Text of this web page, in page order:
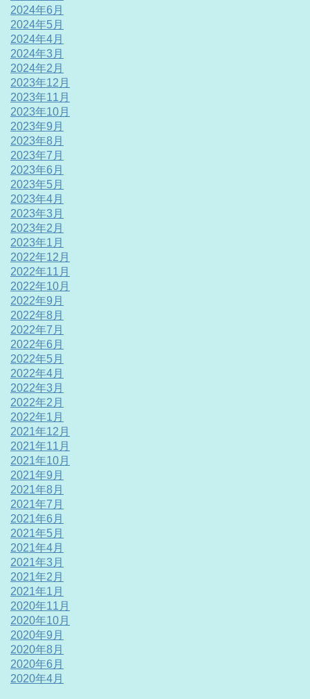
2024年6月
2024年5月
2024年4月
2024年3月
2024年2月
2023年12月
2023年11月
2023年10月
2023年9月
2023年8月
2023年7月
2023年6月
2023年5月
2023年4月
2023年3月
2023年2月
2023年1月
2022年12月
2022年11月
2022年10月
2022年9月
2022年8月
2022年7月
2022年6月
2022年5月
2022年4月
2022年3月
2022年2月
2022年1月
2021年12月
2021年11月
2021年10月
2021年9月
2021年8月
2021年7月
2021年6月
2021年5月
2021年4月
2021年3月
2021年2月
2021年1月
2020年11月
2020年10月
2020年9月
2020年8月
2020年6月
2020年4月